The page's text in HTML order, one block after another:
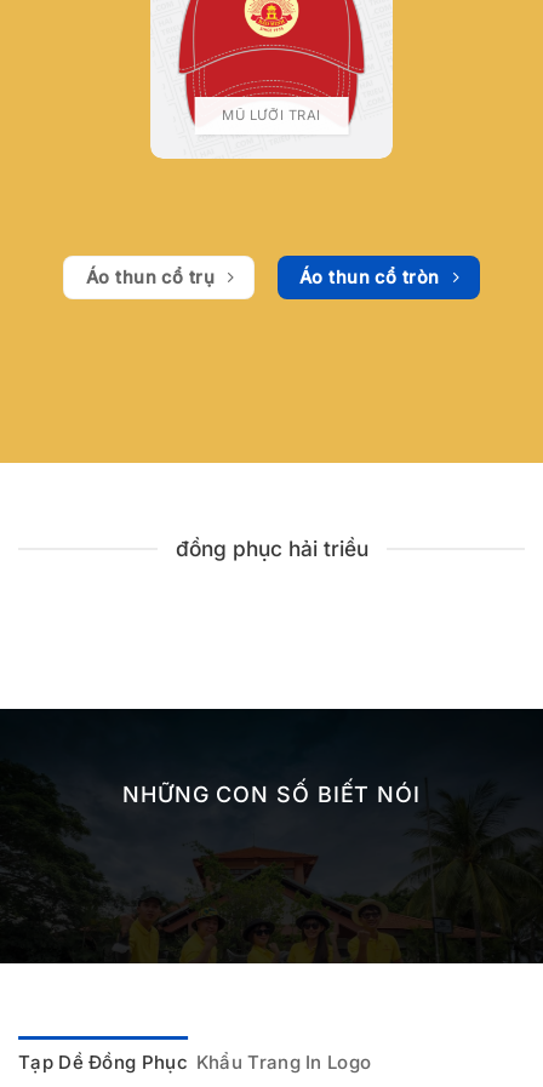
MŨ LƯỠI TRAI
Áo thun cổ trụ Áo thun cổ tròn
đồng phục hải triều
NHỮNG CON SỐ BIẾT NÓI
Tạp Dề Đồng Phục Khẩu Trang In Logo